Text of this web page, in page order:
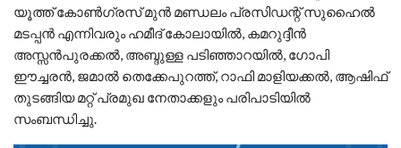
യൂത്ത് കോൺഗ്രസ് മുൻ മണ്ഡലം പ്രസിഡന്റ് സുഹൈൽ
മടപ്പൻ എന്നിവരും ഹമീദ് കോലായിൽ, കമറുദ്ദീൻ
അസ്സൻപുരക്കൽ, അബ്ദുള്ള പടിഞ്ഞാറയിൽ, ഗോപി
ഈച്ചരൻ, ജമാൽ തെക്കേപുറത്ത്, റാഫി മാളിയക്കൽ, ആഷിഫ്
തുടങ്ങിയ മറ്റ് പ്രമുഖ നേതാക്കളും പരിപാടിയിൽ
സംബന്ധിച്ചു.